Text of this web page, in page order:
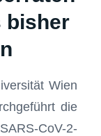
bisher
Wien
die
CoV-2-